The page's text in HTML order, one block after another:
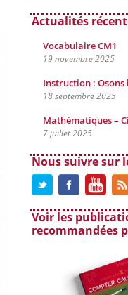
Actualités
Vocabulaire CM1
19 novembre 2025
Instruction : Osons
18 septembre 2025
Mathématiques –
7 juillet 2025
Nous suivre sur
Voir les
recommandées